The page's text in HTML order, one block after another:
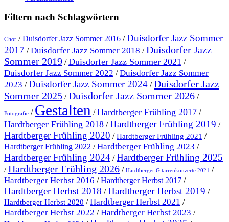
Filtern nach Schlagwörtern
Chor /Duisdorfer Jazz Sommer 2016 /Duisdorfer Jazz Sommer
2017 /Duisdorfer Jazz Sommer 2018 /Duisdorfer Jazz
Sommer 2019 /Duisdorfer Jazz Sommer 2021 /
Duisdorfer Jazz Sommer 2022 /Duisdorfer Jazz Sommer
2023 /Duisdorfer Jazz Sommer 2024 /Duisdorfer Jazz
Sommer 2025 /Duisdorfer Jazz Sommer 2026 /
Fotografie / Gestalten /Hardtberger Frühling 2017 /
Hardtberger Frühling 2018 /Hardtberger Frühling 2019 /
Hardtberger Frühling 2020 /Hardtberger Frühling 2021 /
Hardtberger Frühling 2022 /Hardtberger Frühling 2023 /
Hardtberger Frühling 2024 /Hardtberger Frühling 2025
/Hardtberger Frühling 2026 / Hardtberger Gitarrenkonzerte 2021 /
Hardtberger Herbst 2016 /Hardtberger Herbst 2017 /
Hardtberger Herbst 2018 /Hardtberger Herbst 2019 /
Hardtberger Herbst 2020 /Hardtberger Herbst 2021 /
Hardtberger Herbst 2022 /Hardtberger Herbst 2023 /